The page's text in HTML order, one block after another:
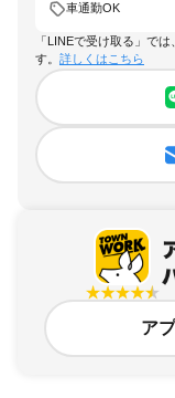
車通勤OK
「LINEで受け取る」で
す。 詳しくはこちら
ア